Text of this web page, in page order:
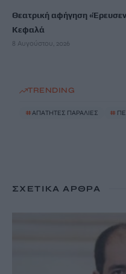
Θεατρική αφήγηση
Κεφαλά
8 Αυγούστου, 2026
TRENDING
#ΑΠΑΤΗΤΕΣ ΠΑΡΑΛΙΕΣ #
ΣΧΕΤΙΚΆ ΆΡΘΡΑ